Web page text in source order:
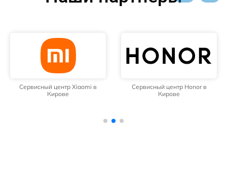
Сервисный центр Xiaomi в
Кирове
Сервисный центр Honor в
Кирове